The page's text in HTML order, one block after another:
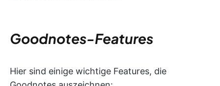
Goodnotes-Features
Hier sind einige wichtige Features, die